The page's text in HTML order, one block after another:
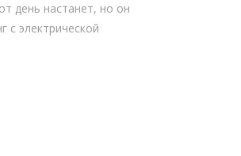
день настанет, но он
с электрической